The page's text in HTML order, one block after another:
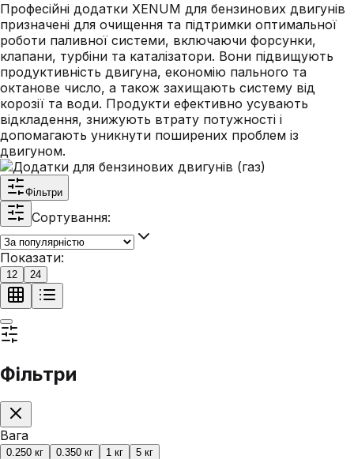
Професійні додатки XENUM для бензинових двигунів
призначені для очищення та підтримки оптимальної
роботи паливної системи, включаючи форсунки,
клапани, турбіни та каталізатори. Вони підвищують
продуктивність двигуна, економію пального та
октанове число, а також захищають систему від
корозії та води. Продукти ефективно усувають
відкладення, знижують втрату потужності і
допомагають уникнути поширених проблем із
двигуном.
Фільтри
Сортування:
Показати:
12 24
Фільтри
Вага
0.250 кг 0.350 кг 1 кг 5 кг